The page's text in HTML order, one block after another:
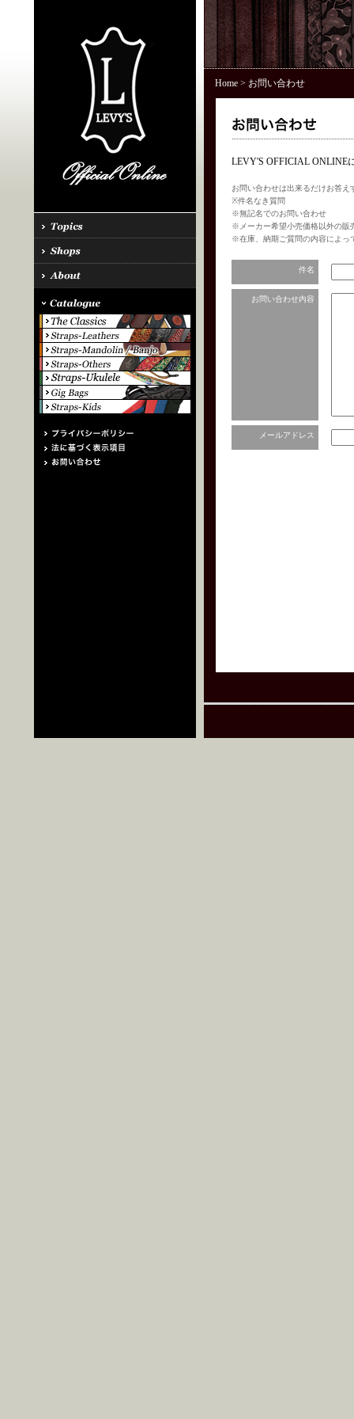
Home> お問い合わせ
LEVY'S OFFICIAL ONLINE
お問い合わせは出来るだけお答
※件名なき質問
※無記名でのお問い合わせ
※メーカー希望小売価格以外の販
※在庫、納期ご質問の内容によっ
件名
お問い合わせ内容
メールアドレス